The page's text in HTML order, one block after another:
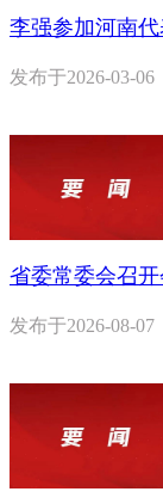
李强参加河南
发布于2026-03-06
省委常委会召
发布于2026-08-07